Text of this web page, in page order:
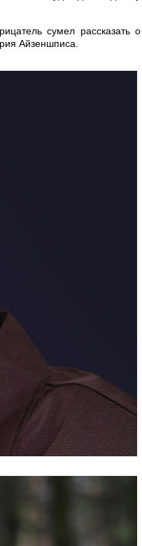
сумел рассказать о
Айзеншписа.